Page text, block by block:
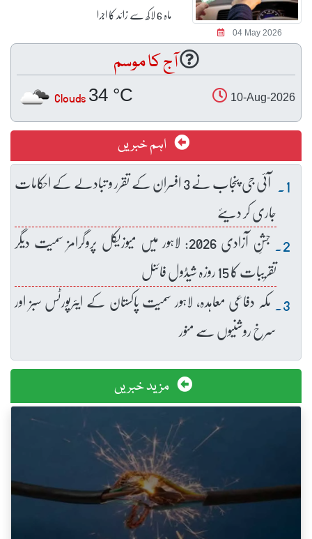
04 May 2026
ماہ 6 لاکھ سے زائد کا اجرا
آج کا موسم
10-Aug-2026
34 °C
Clouds
اہم خبریں
آئی جی پنجاب نے 3 افسران کے تقرر و تبادلے کے احکامات
جاری کر دیئے
جشنِ آزادی 2026: لاہور میں میوزیکل پروگرامز سمیت دیگر
تقریبات کا 15 روزہ شیڈول فائنل
مکہ دفاعی معاہدہ، لاہور سمیت پاکستان کے ایئرپورٹس سبز اور
سرخ روشنیوں سے منور
مزید خبریں